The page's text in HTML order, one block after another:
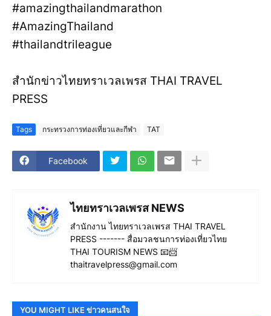
#amazingthailandmarathon
#AmazingThailand
#thailandtrileague
สำนักข่าวไทยทราเวลเพรส THAI TRAVEL
PRESS
Tags กระทรวงการท่องเที่ยวและกีฬา TAT
Facebook
ไทยทราเวลเพรส NEWS
สำนักงาน ไทยทราเวลเพรส THAI TRAVEL
PRESS ------- สื่อมวลชนการท่องเที่ยวไทย
THAI TOURISM NEWS 📧📨
thaitravelpress@gmail.com
YOU MIGHT LIKE ข่าวคนสนใจ